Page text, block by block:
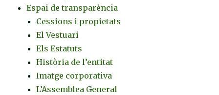
Espai de transparència
Cessions i propietats
El Vestuari
Els Estatuts
Història de l’entitat
Imatge corporativa
L’Assemblea General